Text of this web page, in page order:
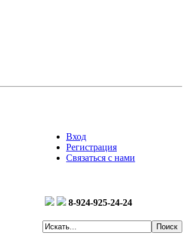
Вход
Регистрация
Связаться с нами
8-924-925-24-24